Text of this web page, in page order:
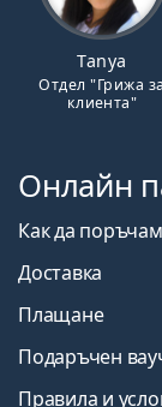
Tanya
Отдел "Грижа за
клиента"
Онлайн
Как да поръчам
Доставка
Плащане
Подаръчен
Правила и